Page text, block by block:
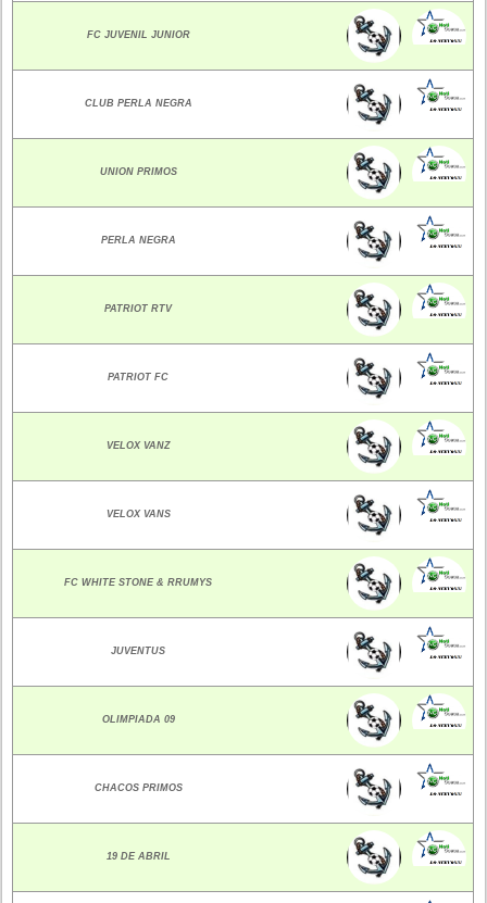
FC JUVENIL JUNIOR
CLUB PERLA NEGRA
UNION PRIMOS
PERLA NEGRA
PATRIOT RTV
PATRIOT FC
VELOX VANZ
VELOX VANS
FC WHITE STONE & RRUMYS
JUVENTUS
OLIMPIADA 09
CHACOS PRIMOS
19 DE ABRIL